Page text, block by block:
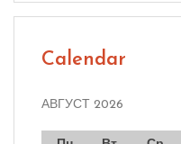
Calendar
АВГУСТ 2026